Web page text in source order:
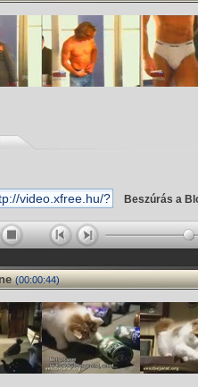
Beszúrás a
(00:00:44)